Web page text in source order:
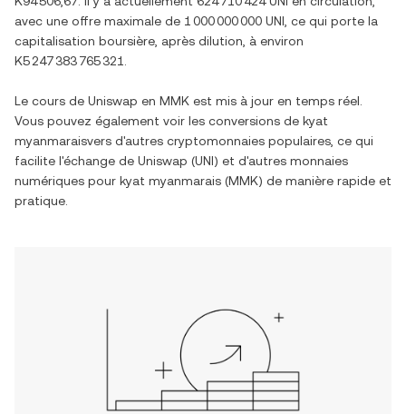
avec une offre maximale de 1 000 000 000 UNI , ce qui porte la
capitalisation boursière, après dilution, à environ
K5 247 383 765 321
Le cours de Uniswap en MMK est mis à jour en temps réel.
Vous pouvez également voir les conversions de kyat
myanmaraisvers d'autres cryptomonnaies populaires, ce qui
facilite l'échange de Uniswap (UNI) et d'autres monnaies
numériques pour kyat myanmarais (MMK) de manière rapide et
pratique.